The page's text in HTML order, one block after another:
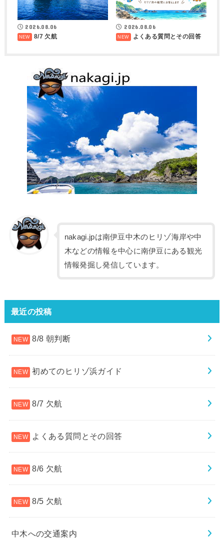
2026.08.06
8/7 欠航
2026.08.06
よくある質問とその回答
nakagi.jpは南伊豆中木のヒリゾ海岸や中
木などの情報を中心に南伊豆にある観光
情報発掘し発信しています。
最近の投稿
8/8 朝判断
初めてのヒリゾ浜ガイド
8/7 欠航
よくある質問とその回答
8/6 欠航
8/5 欠航
中木への交通案内